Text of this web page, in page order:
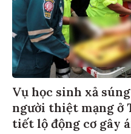
Vụ học sinh xả
người thiệt mạng ở
tiết lộ động cơ gây